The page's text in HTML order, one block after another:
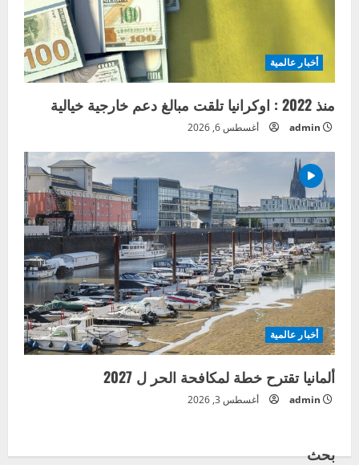
أخبار عالمية
منذ 2022 : اوكرانيا تلقت مبالغ دعم خارجية خيالية
admin أغسطس 6, 2026
أخبار عالمية
ألمانيا تقترح خطة لمكافحة الحر ل 2027
admin أغسطس 3, 2026
بحث